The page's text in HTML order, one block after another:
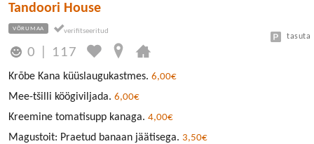
Tandoori House
VÕRUMAA
0 117
tasuta
Krõbe Kana küüslaugukastmes. 6,00€
Mee-tšilli köögiviljada. 6,00€
Kreemine tomatisupp kanaga. 4,00€
Magustoit: Praetud banaan jäätisega. 3,50€